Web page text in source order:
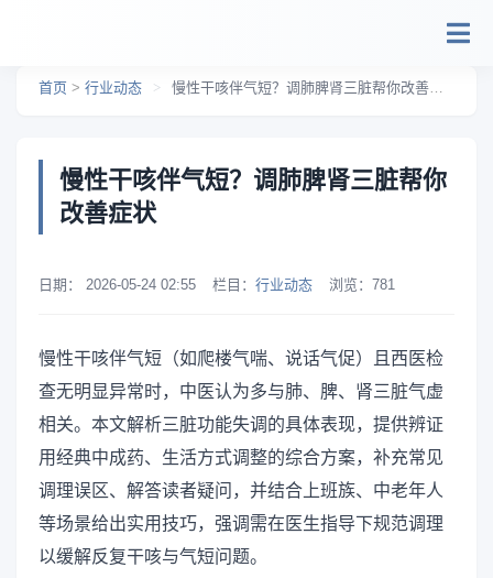
首页 > 行业动态 > 慢性干咳伴气短？调肺脾肾三脏帮你改善症状
慢性干咳伴气短？调肺脾肾三脏帮你
改善症状
日期： 2026-05-24 02:55 栏目： 行业动态 浏览： 781
慢性干咳伴气短（如爬楼气喘、说话气促）且西医检
查无明显异常时，中医认为多与肺、脾、肾三脏气虚
相关。本文解析三脏功能失调的具体表现，提供辨证
用经典中成药、生活方式调整的综合方案，补充常见
调理误区、解答读者疑问，并结合上班族、中老年人
等场景给出实用技巧，强调需在医生指导下规范调理
以缓解反复干咳与气短问题。